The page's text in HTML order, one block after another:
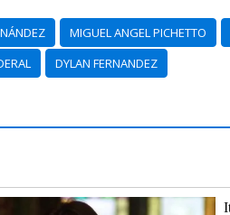
MIGUEL ANGEL PICHETTO
DYLAN FERNANDEZ